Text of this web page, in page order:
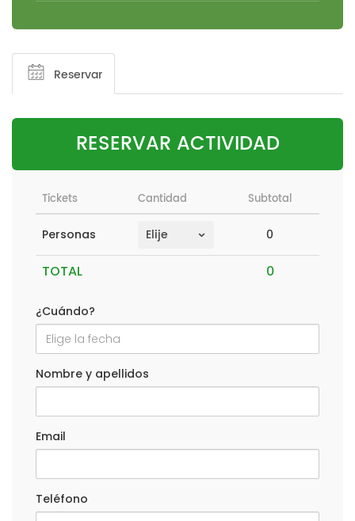
Reservar
RESERVAR ACTIVIDAD
Tickets Cantidad Subtotal
TOTAL
Personas 0
¿Cuándo?
Nombre y apellidos
Email
Teléfono